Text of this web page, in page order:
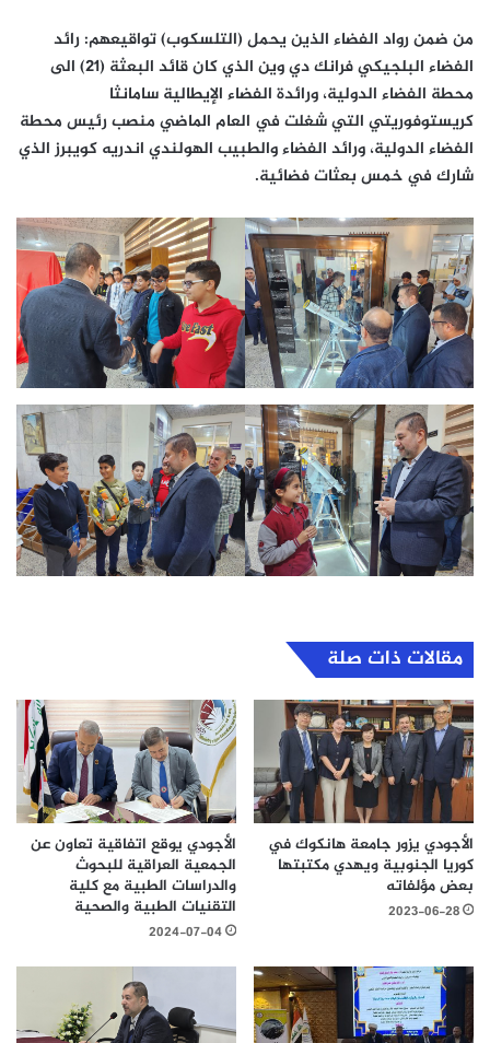
من ضمن رواد الفضاء الذين يحمل (التلسكوب) تواقيعهم: رائد
الفضاء البلجيكي فرانك دي وين الذي كان قائد البعثة (٢١) الى
محطة الفضاء الدولية، ورائدة الفضاء الإيطالية سامانثا
كريستوفوريتي التي شغلت في العام الماضي منصب رئيس محطة
الفضاء الدولية، ورائد الفضاء والطبيب الهولندي اندريه كويبرز الذي
شارك في خمس بعثات فضائية.
مقالات ذات صلة
الأجودي يزور جامعة هانكوك في
كوريا الجنوبية ويهدي مكتبتها
بعض مؤلفاته
2023-06-28
الأجودي يوقع اتفاقية تعاون عن
الجمعية العراقية للبحوث
والدراسات الطبية مع كلية
التقنيات الطبية والصحية
2024-07-04